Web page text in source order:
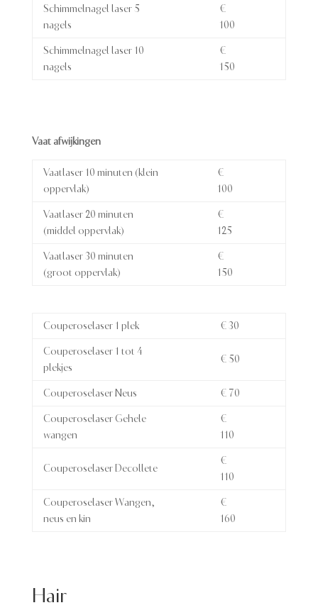
Schimmelnagel laser 5
nagels
€
100
Schimmelnagel laser 10
nagels
€
150
Vaat afwijkingen
Vaatlaser 10 minuten (klein
oppervlak)
€
100
Vaatlaser 20 minuten
(middel oppervlak)
€
125
Vaatlaser 30 minuten
(groot oppervlak)
€
150
Couperoselaser 1 plek € 30
Couperoselaser 1 tot 4
plekjes
€ 50
Couperoselaser Neus € 70
Couperoselaser Gehele
wangen
€
110
Couperoselaser Decollete
€
110
Couperoselaser Wangen,
neus en kin
€
160
Hair